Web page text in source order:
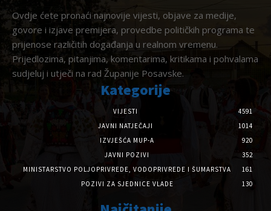
Ovdje ćete pronaći najnovije vijesti, objave za medije,
govore i izjave premijera, provedbe političkih programa te
prijenose različitih događanja u realnom vremenu.
Prijedlozima, pitanjima, komentarima, kritikama i pohvalama
sudjeluj i utječi na rad Županije Posavske.
Kategorije
VIJESTI
4591
JAVNI NATJEČAJI
1014
IZVJEŠĆA MUP-A
920
JAVNI POZIVI
352
MINISTARSTVO POLJOPRIVREDE, VODOPRIVREDE I ŠUMARSTVA
161
POZIVI ZA SJEDNICE VLADE
130